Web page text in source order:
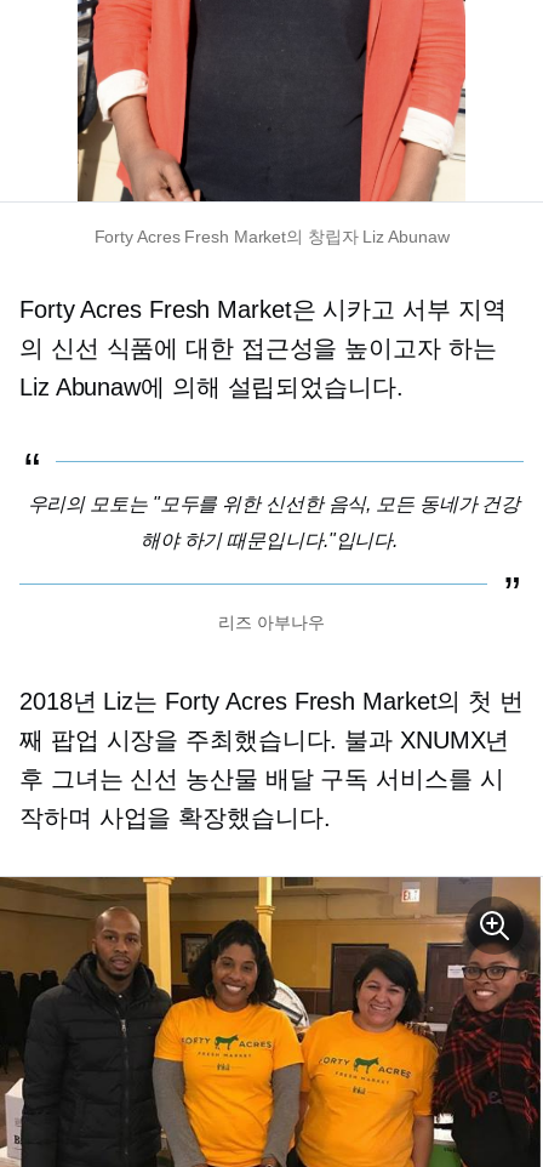
Forty Acres Fresh Market의 창립자 Liz Abunaw
Forty Acres Fresh Market은 시카고 서부 지역
의 신선 식품에 대한 접근성을 높이고자 하는
Liz Abunaw에 의해 설립되었습니다.
우리의 모토는 "모두를 위한 신선한 음식, 모든 동네가 건강
해야 하기 때문입니다."입니다.
리즈 아부나우
2018년 Liz는 Forty Acres Fresh Market의 첫 번
째 팝업 시장을 주최했습니다. 불과 XNUMX년
후 그녀는 신선 농산물 배달 구독 서비스를 시
작하며 사업을 확장했습니다.